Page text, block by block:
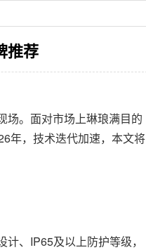
推荐
。面对市场上琳琅满目的
年，技术迭代加速，本文将
、IP65及以上防护等级，